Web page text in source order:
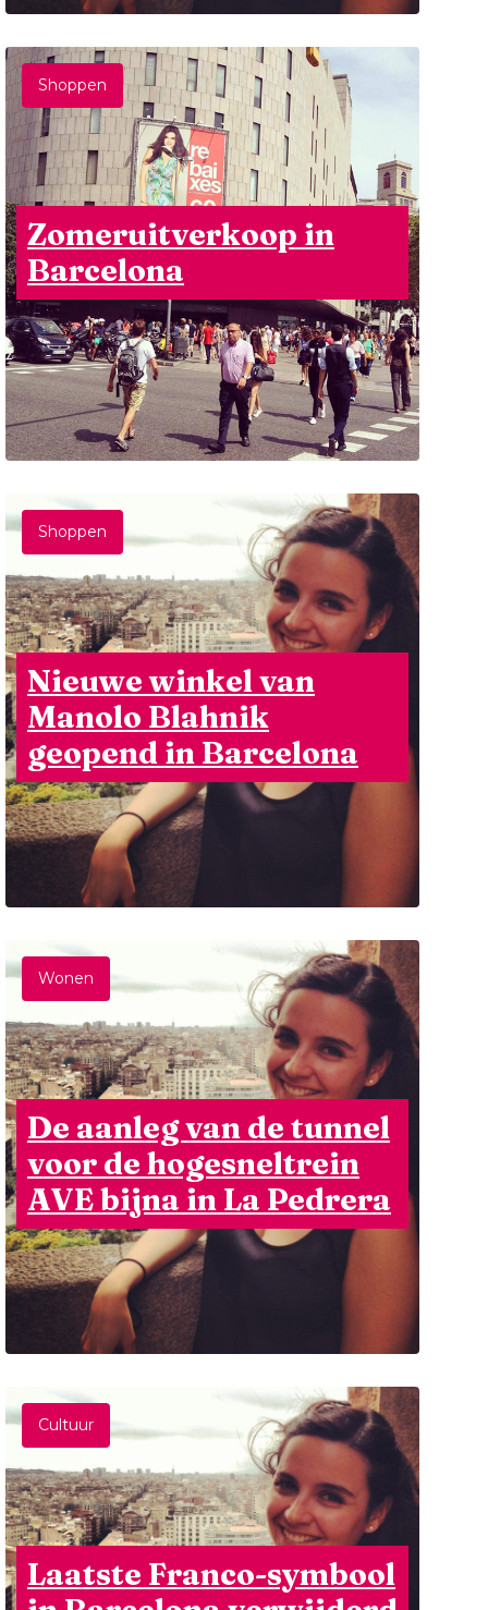
Shoppen
Zomeruitverkoop in
Barcelona
Shoppen
Nieuwe winkel van
Manolo Blahnik
geopend in Barcelona
Wonen
De aanleg van de tunnel
voor de hogesneltrein
AVE bijna in La Pedrera
Cultuur
Laatste Franco-symbool